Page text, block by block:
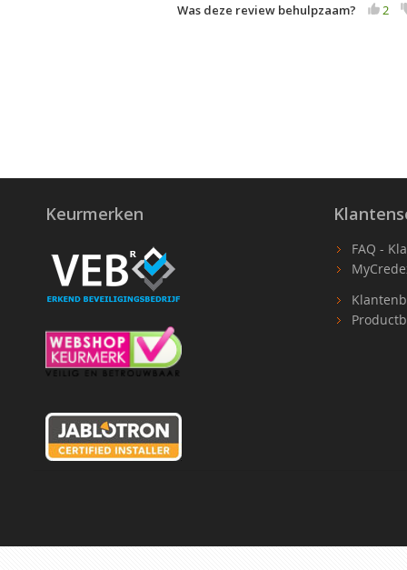
Was deze review behulpzaam? 2
Keurmerken
FAQ -